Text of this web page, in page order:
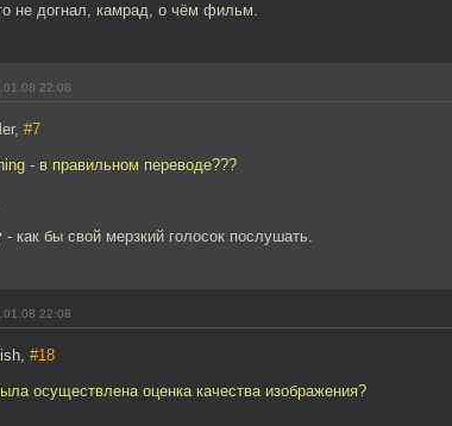
не догнал, камрад, о чём фильм.
22:08
#7
- в правильном переводе???
как бы свой мерзкий голосок послушать.
22:08
#18
осуществлена оценка качества изображения?